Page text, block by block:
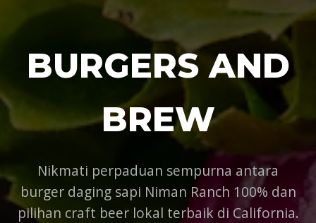
BURGERS AND
BREW
Nikmati perpaduan sempurna antara
burger daging sapi Niman Ranch 100% dan
pilihan craft beer lokal terbaik di California.